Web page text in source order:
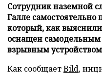
Сотрудник наземной
Галле
который, как
оснащен
взрывным
Как сообщаетBild,